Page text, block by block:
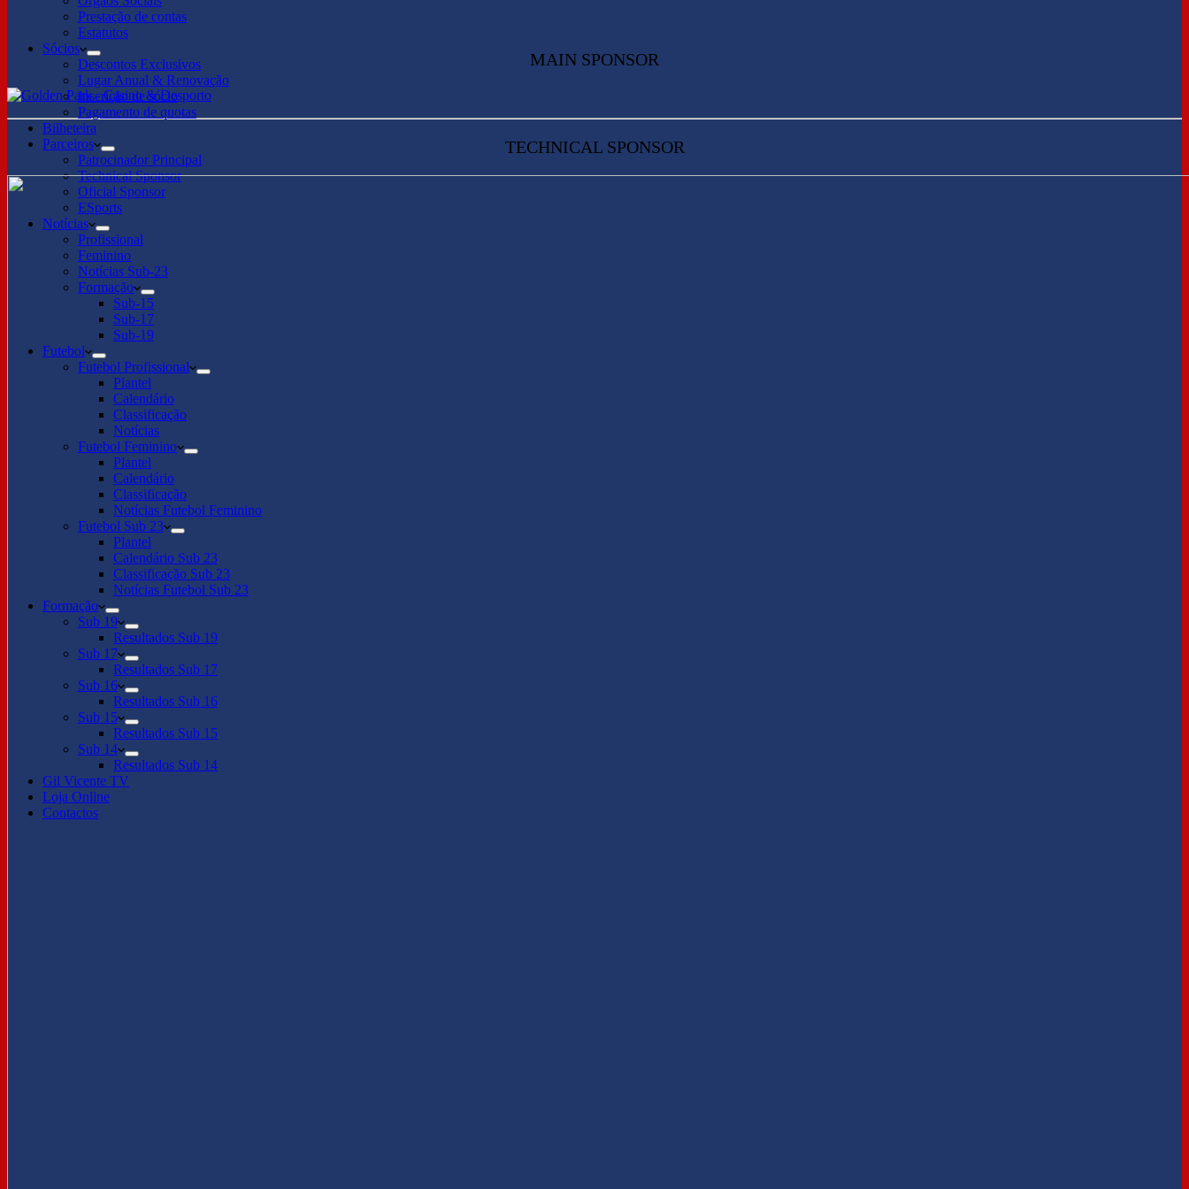
Prestação de contas
Estatutos
Sócios
Descontos Exclusivos
Lugar Anual & Renovação
Inscrição de sócio
Pagamento de quotas
Bilheteira
Parceiros
Patrocinador Principal
Technical Sponsor
Oficial Sponsor
ESports
Notícias
Profissional
Feminino
Notícias Sub-23
Formação
Sub-15
Sub-17
Sub-19
Futebol
Futebol Profissional
Plantel
Calendário
Classificação
Notícias
Futebol Feminino
Plantel
Calendário
Classificação
Notícias Futebol Feminino
Futebol Sub 23
Plantel
Calendário Sub 23
Classificação Sub 23
Notícias Futebol Sub 23
Formação
Sub 19
Resultados Sub 19
Sub 17
Resultados Sub 17
Sub 16
Resultados Sub 16
Sub 15
Resultados Sub 15
Sub 14
Resultados Sub 14
Gil Vicente TV
Loja Online
Contactos
MAIN SPONSOR
TECHNICAL SPONSOR